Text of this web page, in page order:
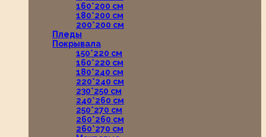
160*200 см
180*200 см
200*200 см
Пледы
Покрывала
150*220 см
160*220 см
180*240 см
220*240 см
230*250 см
240*260 см
250*270 см
260*260 см
260*270 см